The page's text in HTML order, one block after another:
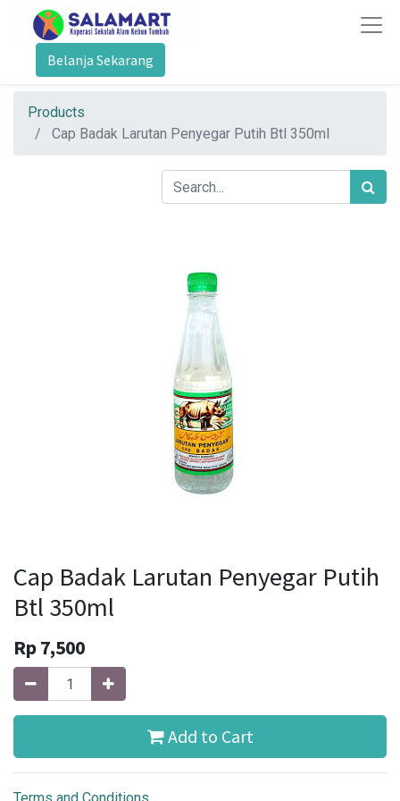
Belanja Sekarang
Products
Cap Badak Larutan Penyegar Putih Btl 350ml
Cap Badak Larutan Penyegar Putih
Btl 350ml
Rp7,500
Add to Cart